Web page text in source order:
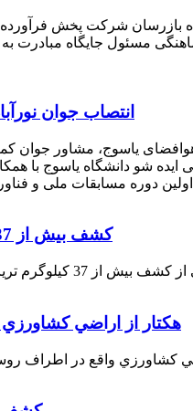
بازرسان شرکت پخش
با هماهنگی مسئول جایگاه
انتصاب جوان
یاسوج، مشاور جوان
شو دانشگاه یاسوج با
کشف بیش از 37کیلو تریاک جاساز در ممسنی
200 هكتار از اراضي